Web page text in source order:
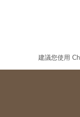
建議您使用